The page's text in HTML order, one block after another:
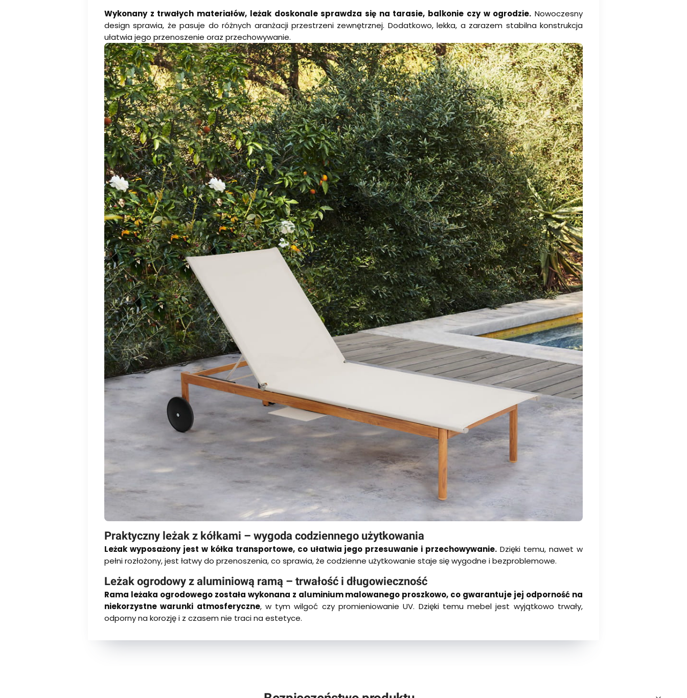
Wykonany z trwałych materiałów, leżak doskonale sprawdza się na tarasie, balkonie czy w ogrodzie. Nowoczesny
design sprawia, że pasuje do różnych aranżacji przestrzeni zewnętrznej. Dodatkowo, lekka, a zarazem stabilna konstrukcja
ułatwia jego przenoszenie oraz przechowywanie.
Praktyczny leżak z kółkami – wygoda codziennego użytkowania
Leżak wyposażony jest w kółka transportowe, co ułatwia jego przesuwanie i przechowywanie. Dzięki temu, nawet w
pełni rozłożony, jest łatwy do przenoszenia, co sprawia, że codzienne użytkowanie staje się wygodne i bezproblemowe.
Leżak ogrodowy z aluminiową ramą – trwałość i długowieczność
Rama leżaka ogrodowego została wykonana z aluminium malowanego proszkowo, co gwarantuje jej odporność na
niekorzystne warunki atmosferyczne, w tym wilgoć czy promieniowanie UV. Dzięki temu mebel jest wyjątkowo trwały,
odporny na korozję i z czasem nie traci na estetyce.